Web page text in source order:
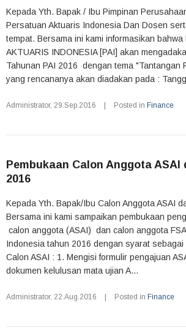
Kepada Yth. Bapak / Ibu Pimpinan
Persatuan Aktuaris Indonesia Dan Dosen
tempat. Bersama ini kami informasikan bahwa
AKTUARIS INDONESIA [PAI] akan
Tahunan PAI 2016 dengan tema "Tantangan
yang rencananya akan diadakan pada :
Administrator, 29.Sep.2016 Posted in Finance
Pembukaan Calon Anggota ASAI
2016
Kepada Yth. Bapak/Ibu Calon Anggota ASAI
Bersama ini kami sampaikan pembukaan
calon anggota (ASAI) dan calon anggota
Indonesia tahun 2016 dengan syarat sebagai
Calon ASAI : 1. Mengisi formulir pengajuan
dokumen kelulusan mata ujian A...
Administrator, 22.Aug.2016 Posted in Finance